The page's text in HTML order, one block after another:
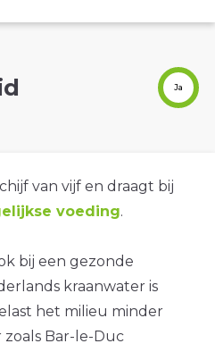
Ja
van vijf en draagt bij
voeding.
bij een gezonde
kraanwater is
het milieu minder
Bar-le-Duc